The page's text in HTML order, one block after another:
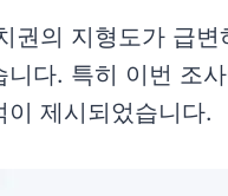
권의 지형도가 급
다. 특히 이번 조
제시되었습니다.